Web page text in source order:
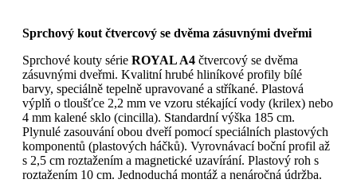
Sprchový kout čtvercový se dvěma zásuvnými dveřmi
Sprchové kouty série ROYAL A4 čtvercový se dvěma
zásuvnými dveřmi. Kvalitní hrubé hliníkové profily bílé
barvy, speciálně tepelně upravované a stříkané. Plastová
výplň o tloušťce 2,2 mm ve vzoru stékající vody (krilex) nebo
4 mm kalené sklo (cincilla). Standardní výška 185 cm.
Plynulé zasouvání obou dveří pomocí speciálních plastových
komponentů (plastových háčků). Vyrovnávací boční profil až
s 2,5 cm roztažením a magnetické uzavírání. Plastový roh s
roztažením 10 cm. Jednoduchá montáž a nenáročná údržba.